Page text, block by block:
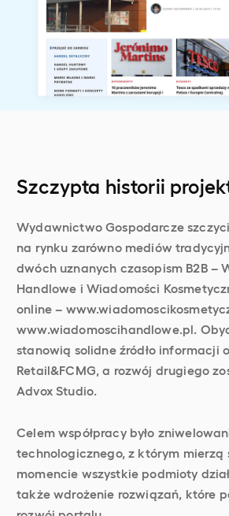
Szczypta historii
Wydawnictwo Gospodarcze
na rynku zarówno mediów
dwóch uznanych czasopism B2B –
Handlowe i Wiadomości
online –
www.wiadomoscihandlowe.pl.
stanowią solidne źródło informacji
Retail&FCMG, a rozwój drugiego
Advox Studio.
Celem współpracy było
technologicznego, z którym mierzą
momencie wszystkie podmioty
także wdrożenie rozwiązań, które